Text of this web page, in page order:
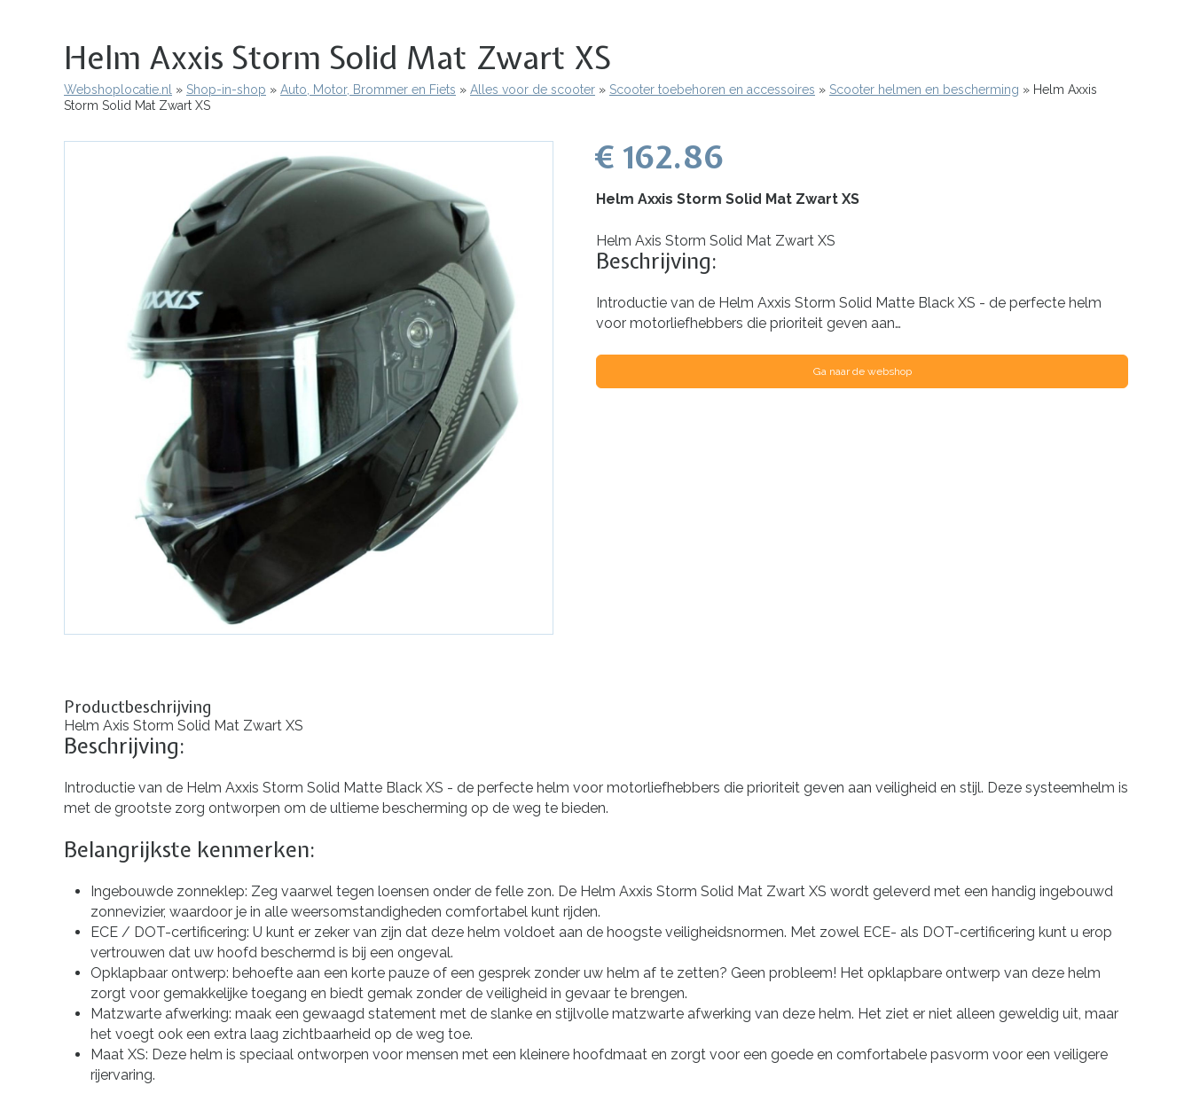
Helm Axxis Storm Solid Mat Zwart XS
Kruimelpad
Webshoplocatie.nl Shop-in-shop Auto, Motor, Brommer en Fiets Alles voor de scooter Scooter toebehoren en accessoires Scooter helmen en bescherming
Helm Axxis
Storm Solid Mat Zwart XS
€ 162.86
Helm Axxis Storm Solid Mat Zwart XS
Helm Axis Storm Solid Mat Zwart XS
Beschrijving:
Introductie van de Helm Axxis Storm Solid Matte Black XS - de perfecte helm
voor motorliefhebbers die prioriteit geven aan…
Ga naar de webshop
Productbeschrijving
Helm Axis Storm Solid Mat Zwart XS
Beschrijving:
Introductie van de Helm Axxis Storm Solid Matte Black XS - de perfecte helm voor motorliefhebbers die prioriteit geven aan veiligheid en stijl. Deze systeemhelm is
met de grootste zorg ontworpen om de ultieme bescherming op de weg te bieden.
Belangrijkste kenmerken:
Ingebouwde zonneklep: Zeg vaarwel tegen loensen onder de felle zon. De Helm Axxis Storm Solid Mat Zwart XS wordt geleverd met een handig ingebouwd
zonnevizier, waardoor je in alle weersomstandigheden comfortabel kunt rijden.
ECE / DOT-certificering: U kunt er zeker van zijn dat deze helm voldoet aan de hoogste veiligheidsnormen. Met zowel ECE- als DOT-certificering kunt u erop
vertrouwen dat uw hoofd beschermd is bij een ongeval.
Opklapbaar ontwerp: behoefte aan een korte pauze of een gesprek zonder uw helm af te zetten? Geen probleem! Het opklapbare ontwerp van deze helm
zorgt voor gemakkelijke toegang en biedt gemak zonder de veiligheid in gevaar te brengen.
Matzwarte afwerking: maak een gewaagd statement met de slanke en stijlvolle matzwarte afwerking van deze helm. Het ziet er niet alleen geweldig uit, maar
het voegt ook een extra laag zichtbaarheid op de weg toe.
Maat XS: Deze helm is speciaal ontworpen voor mensen met een kleinere hoofdmaat en zorgt voor een goede en comfortabele pasvorm voor een veiligere
rijervaring.